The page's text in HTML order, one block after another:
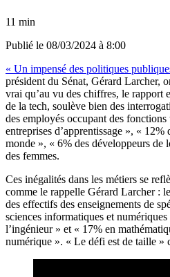
11 min
Publié le 08/03/2024 à 8:00
« Un impensé des politiques
président du Sénat, Gérard Larcher,
vrai qu’au vu des chiffres, le rapport
de la tech, soulève bien des
des employés occupant des fonctions
entreprises d’apprentissage », «
monde », « 6% des développeurs de
des femmes.
Ces inégalités dans les métiers se
comme le rappelle Gérard Larcher :
des effectifs des enseignements de
sciences informatiques et
l’ingénieur » et « 17% en
numérique ». « Le défi est de taille »